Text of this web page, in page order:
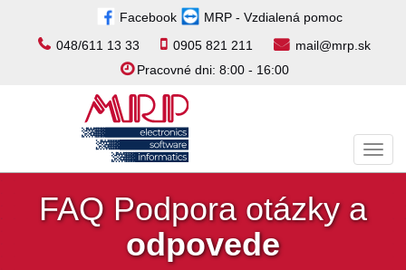
Facebook
MRP - Vzdialená pomoc
048/611 13 33
0905 821 211
mail@mrp.sk
Pracovné dni: 8:00 - 16:00
FAQ Podpora otázky a
odpovede